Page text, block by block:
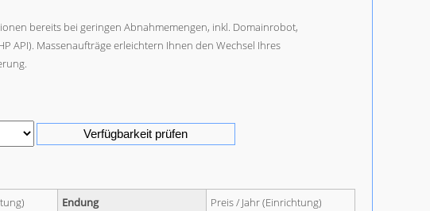
bereits bei geringen Abnahmemengen, inkl. Domainrobot,
API). Massenaufträge erleichtern Ihnen den Wechsel Ihres
Verfügbarkeit prüfen
Endung
Preis / Jahr (Einrichtung)